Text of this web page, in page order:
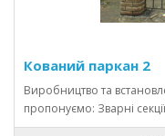
Кований паркан 2
Виробництво та
пропонуємо: Зварні